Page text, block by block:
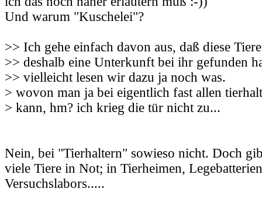
Und warum "Kuschelei"?
>> Ich gehe einfach davon aus, daß diese
>> deshalb eine Unterkunft bei ihr gefunden
>> vielleicht lesen wir dazu ja noch was.
> wovon man ja bei eigentlich fast allen
> kann, hm? ich krieg die tür nicht zu...
Nein, bei "Tierhaltern" sowieso nicht. Doch
viele Tiere in Not; in Tierheimen,
Versuchslabors.....